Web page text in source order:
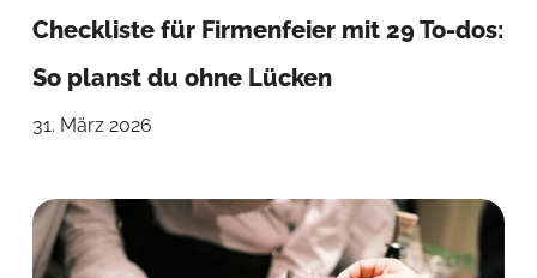
Checkliste für Firmenfeier mit 29 To-dos:
So planst du ohne Lücken
31. März 2026